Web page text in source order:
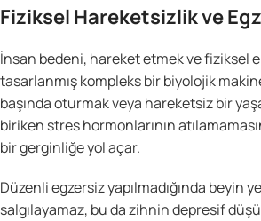
Fiziksel Hareketsizlik ve
İnsan bedeni, hareket etmek ve fiziksel
tasarlanmış kompleks bir biyolojik
başında oturmak veya hareketsiz bir
biriken stres hormonlarının
bir gerginliğe yol açar.
Düzenli egzersiz yapılmadığında beyin
salgılayamaz, bu da zihnin depresif